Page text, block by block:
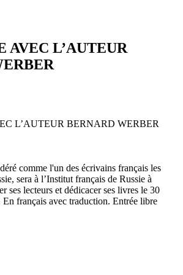
AVEC L’AUTEUR
comme l'un des écrivains français les
sera à l’Institut français de Russie à
ses lecteurs et dédicacer ses livres le 30
français avec traduction. Entrée libre